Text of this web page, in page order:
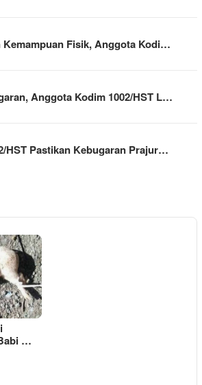
Kemampuan Fisik, Anggota Kodi…
Anggota Kodim 1002/HST L…
HST Pastikan Kebugaran Prajur…
…